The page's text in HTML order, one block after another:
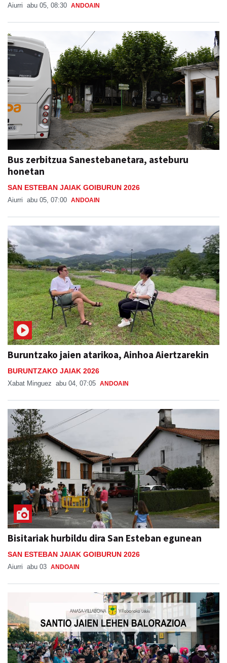
Aiurri abu 05, 08:30 ANDOAIN
Bus zerbitzua Sanestebanetara, asteburu
honetan
SAN ESTEBAN JAIAK GOIBURUN 2026
Aiurri abu 05, 07:00 ANDOAIN
Buruntzako jaien atarikoa, Ainhoa Aiertzarekin
BURUNTZAKO JAIAK 2026
Xabat Minguez abu 04, 07:05 ANDOAIN
Bisitariak hurbildu dira San Esteban egunean
SAN ESTEBAN JAIAK GOIBURUN 2026
Aiurri abu 03 ANDOAIN